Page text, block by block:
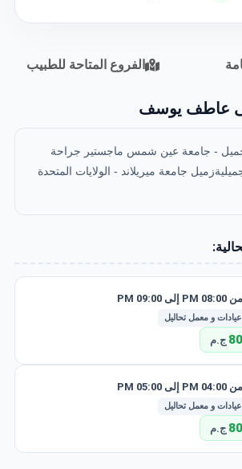
الفروع المتاحة للطبيب
عاطف يوسف
- جامعة عين شمس ماجستير جراحة
جامعة ميريلاند - الولايات المتحدة
من 08:00 PM إلى 09:00 PM
و معمل تحاليل
ج.م
من 04:00 PM إلى 05:00 PM
و معمل تحاليل
ج.م